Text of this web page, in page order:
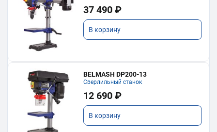
37 490 ₽
В корзину
BELMASH DP200-13
Сверлильный станок
12 690 ₽
В корзину